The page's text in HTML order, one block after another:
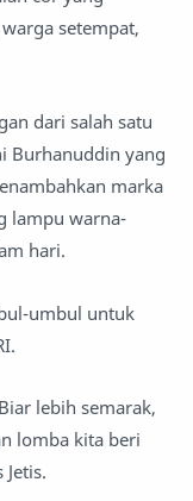
setempat,
dari salah satu
Burhanuddin yang
marka
lampu warna-
hari.
umbul untuk
lebih semarak,
lomba kita beri